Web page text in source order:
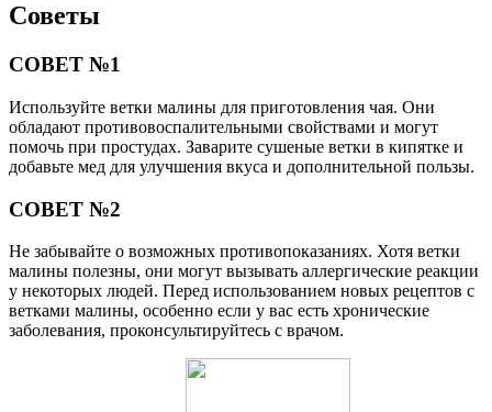
Советы
СОВЕТ №1
Используйте ветки малины для приготовления чая. Они
обладают противовоспалительными свойствами и могут
помочь при простудах. Заварите сушеные ветки в кипятке и
добавьте мед для улучшения вкуса и дополнительной пользы.
СОВЕТ №2
Не забывайте о возможных противопоказаниях. Хотя ветки
малины полезны, они могут вызывать аллергические реакции
у некоторых людей. Перед использованием новых рецептов с
ветками малины, особенно если у вас есть хронические
заболевания, проконсультируйтесь с врачом.